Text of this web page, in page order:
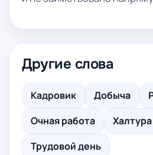
Другие слова
Кадровик Добыча
Очная работа
Халтура
Трудовой день